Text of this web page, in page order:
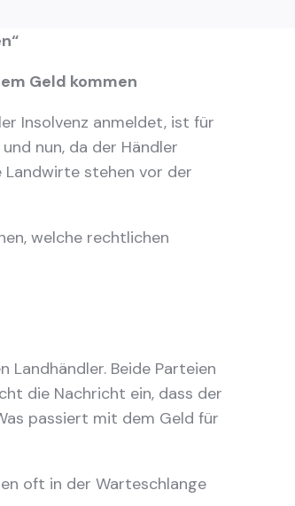
Geld kommen
Insolvenz anmeldet, ist für
nun, da der Händler
Landwirte stehen vor der
welche rechtlichen
Beide Parteien
die Nachricht ein, dass der
passiert mit dem Geld für
oft in der Warteschlange